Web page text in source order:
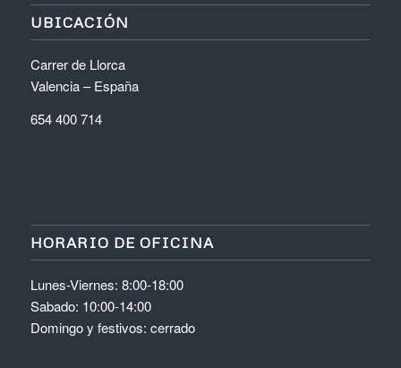
UBICACIÓN
Carrer de Llorca
Valencia – España
654 400 714
HORARIO DE OFICINA
Lunes-Viernes: 8:00-18:00
Sabado: 10:00-14:00
Domingo y festivos: cerrado